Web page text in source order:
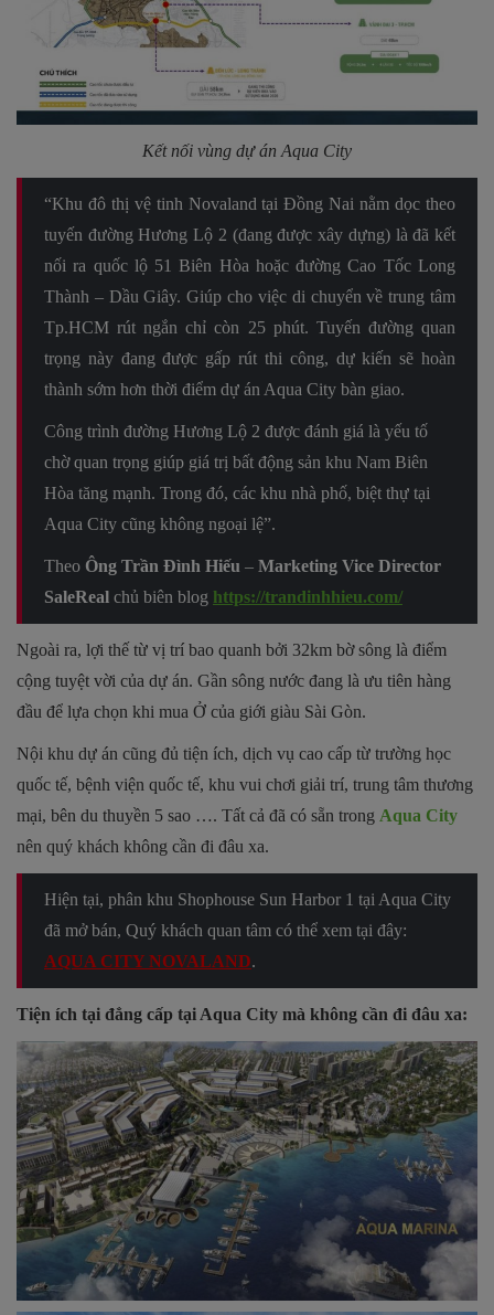
Kết nối vùng dự án Aqua City
“Khu đô thị vệ tinh Novaland tại Đồng Nai nằm dọc theo
tuyến đường Hương Lộ 2 (đang được xây dựng) là đã kết
nối ra quốc lộ 51 Biên Hòa hoặc đường Cao Tốc Long
Thành – Dầu Giây. Giúp cho việc di chuyển về trung tâm
Tp.HCM rút ngắn chỉ còn 25 phút. Tuyến đường quan
trọng này đang được gấp rút thi công, dự kiến sẽ hoàn
thành sớm hơn thời điểm dự án Aqua City bàn giao.
Công trình đường Hương Lộ 2 được đánh giá là yếu tố
chờ quan trọng giúp giá trị bất động sản khu Nam Biên
Hòa tăng mạnh. Trong đó, các khu nhà phố, biệt thự tại
Aqua City cũng không ngoại lệ”.
Theo Ông Trần Đình Hiếu – Marketing Vice Director
SaleReal chủ biên blog https://trandinhhieu.com/
Ngoài ra, lợi thế từ vị trí bao quanh bởi 32km bờ sông là điểm
cộng tuyệt vời của dự án. Gần sông nước đang là ưu tiên hàng
đầu để lựa chọn khi mua Ở của giới giàu Sài Gòn.
Nội khu dự án cũng đủ tiện ích, dịch vụ cao cấp từ trường học
quốc tế, bệnh viện quốc tế, khu vui chơi giải trí, trung tâm thương
mại, bên du thuyền 5 sao …. Tất cả đã có sẵn trong Aqua City
nên quý khách không cần đi đâu xa.
Hiện tại, phân khu Shophouse Sun Harbor 1 tại Aqua City
đã mở bán, Quý khách quan tâm có thể xem tại đây:
AQUA CITY NOVALAND.
Tiện ích tại đẳng cấp tại Aqua City mà không cần đi đâu xa: